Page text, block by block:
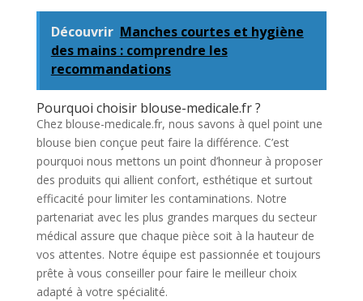
Découvrir Manches courtes et hygiène
des mains : comprendre les
recommandations
Pourquoi choisir blouse-medicale.fr ?
Chez blouse-medicale.fr, nous savons à quel point une
blouse bien conçue peut faire la différence. C’est
pourquoi nous mettons un point d’honneur à proposer
des produits qui allient confort, esthétique et surtout
efficacité pour limiter les contaminations. Notre
partenariat avec les plus grandes marques du secteur
médical assure que chaque pièce soit à la hauteur de
vos attentes. Notre équipe est passionnée et toujours
prête à vous conseiller pour faire le meilleur choix
adapté à votre spécialité.